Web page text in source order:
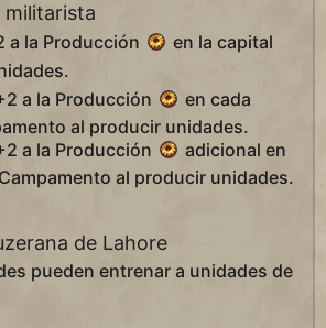
militarista
a la Producción
en la capital
a la Producción
en cada
al producir unidades.
a la Producción
adicional en
al producir unidades.
de Lahore
pueden entrenar a unidades de